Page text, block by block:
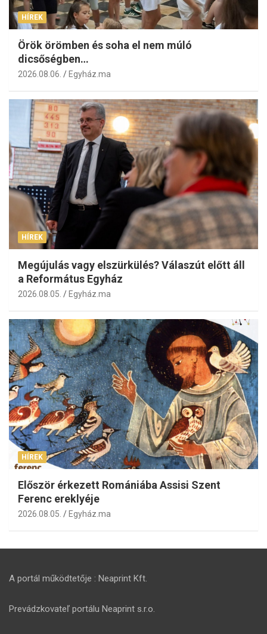
HÍREK
Örök örömben és soha el nem múló
dicsőségben…
2026.08.06. Egyház.ma
HÍREK
Megújulás vagy elszürkülés? Válaszút előtt áll
a Református Egyház
2026.08.05. Egyház.ma
HÍREK
Először érkezett Romániába Assisi Szent
Ferenc ereklyéje
2026.08.05. Egyház.ma
A portál működtetője : Neaprint Kft.
Prevádzkovateľ portálu Neaprint s.r.o.